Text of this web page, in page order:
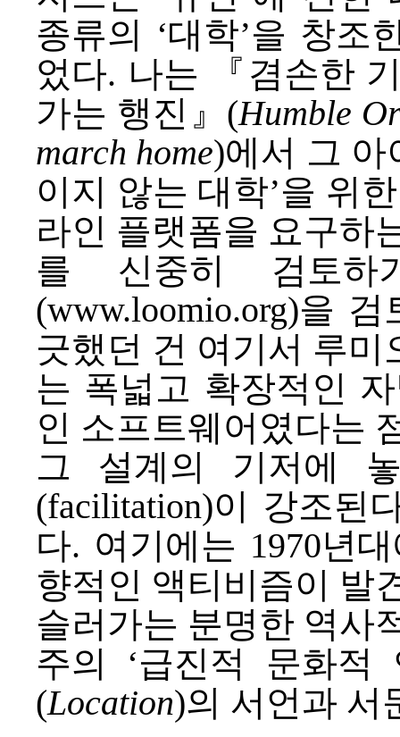
종류의 ‘대학’을 창조
었다. 나는 『 겸손한
가는 행진 』(Humble
march home)에서 그 아
이지 않는 대학’을 위
라인 플랫폼을 요구하
를 신중히 검토
(www.loomio.org)을 검
긋했던 건 여기서 루
는 폭넓고 확장적인
인 소프트웨어였다는
그 설계의 기저에
(facilitation)이 강조된
다. 여기에는 1970년
향적인 액티비즘이 발
슬러가는 분명한 역사
주의 ‘급진적 문화적
(Location)의 서언과 서